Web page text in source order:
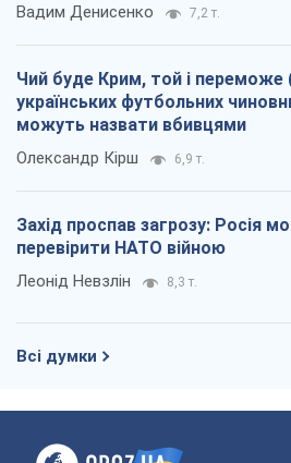
Вадим Денисенко 7,2 т.
Чий буде Крим, той і переможе
українських футбольних
можуть назвати вбивцями
Олександр Кірш 6,9 т.
Захід проспав загрозу: Росія
перевірити НАТО війною
Леонід Невзлін 8,3 т.
Всі думки